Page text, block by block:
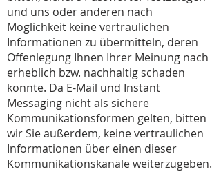
und uns oder anderen nach
Möglichkeit keine vertraulichen
Informationen zu übermitteln, deren
Offenlegung Ihnen Ihrer Meinung nach
erheblich bzw. nachhaltig schaden
könnte. Da E-Mail und Instant
Messaging nicht als sichere
Kommunikationsformen gelten, bitten
wir Sie außerdem, keine vertraulichen
Informationen über einen dieser
Kommunikationskanäle weiterzugeben.